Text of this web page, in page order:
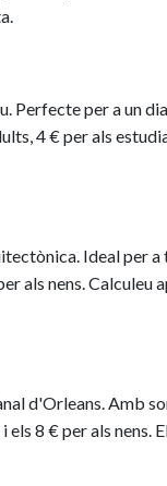
Perfecte per a un
4 € per als
Ideal per
als nens.
d'Orleans.
8 € per als